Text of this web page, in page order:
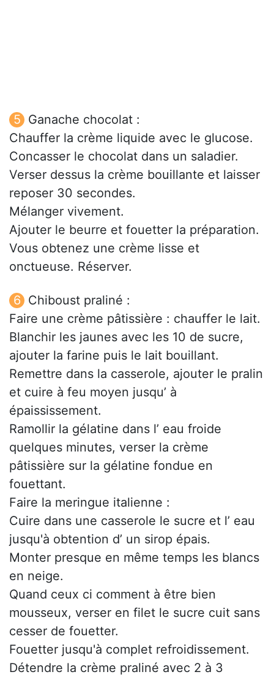
Ganache chocolat :
Chauffer la crème liquide avec le glucose.
Concasser le chocolat dans un saladier.
Verser dessus la crème bouillante et laisser
reposer 30 secondes.
Mélanger vivement.
Ajouter le beurre et fouetter la préparation.
Vous obtenez une crème lisse et
onctueuse. Réserver.
Chiboust praliné :
Faire une crème pâtissière : chauffer le lait.
Blanchir les jaunes avec les 10 de sucre,
ajouter la farine puis le lait bouillant.
Remettre dans la casserole, ajouter le pralin
et cuire à feu moyen jusqu’ à
épaississement.
Ramollir la gélatine dans l’ eau froide
quelques minutes, verser la crème
pâtissière sur la gélatine fondue en
fouettant.
Faire la meringue italienne :
Cuire dans une casserole le sucre et l’ eau
jusqu'à obtention d’ un sirop épais.
Monter presque en même temps les blancs
en neige.
Quand ceux ci comment à être bien
mousseux, verser en filet le sucre cuit sans
cesser de fouetter.
Fouetter jusqu'à complet refroidissement.
Détendre la crème praliné avec 2 à 3